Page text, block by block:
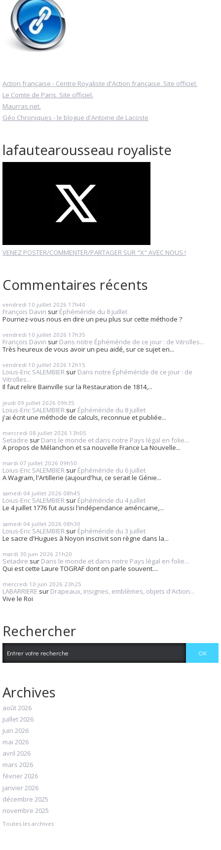
Action française - Centre Royaliste d'Action française. Site officiel.
Le Comte de Paris. Site officiel.
Maurras.net.
Géo Chroniques - le blogue d'Antoine de Lacoste
lafautearousseau royaliste
VENEZ POSTER/COMMENTER/PARTAGER SUR "X" AVEC NOUS !
Commentaires récents
vendredi 10 juillet 2026 17h40
François Davin sur Éphéméride du 8 juillet
Pourriez-vous nous en dire un peu plus sur cette méthode ?
vendredi 10 juillet 2026 17h35
François Davin sur Dans notre Éphéméride de ce jour : de Vitrolles...
Très heureux de vous avoir un peu aidé, sur ce sujet en...
vendredi 10 juillet 2026 12h15
Loius-Eric SALEMBIER sur Dans notre Éphéméride de ce jour : de
Vitrolles...
Il faut relire Bainville sur la Restauration de 1814,...
jeudi 09 juillet 2026 09h35
Loius-Eric SALEMBIER sur Éphéméride du 8 juillet
j'ai écrit une méthode de calculs, reconnue et publiée...
mercredi 08 juillet 2026 13h05
Setadire sur Dans le monde et dans notre Pays légal en folie...
A propos de Mélanchon et sa nouvelle France La Nouvelle...
mardi 07 juillet 2026 09h50
Loius-Eric SALEMBIER sur Éphéméride du 6 juillet
A Wagram, l'Artillerie (aujourd'hui, ce serait le Génie...
samedi 04 juillet 2026 08h45
Loius-Eric SALEMBIER sur Éphéméride du 4 juillet
Le 4 juillet 1776 fut aussi l'indépendance américaine,...
samedi 04 juillet 2026 08h30
Loius-Eric SALEMBIER sur Éphéméride du 3 juillet
Le sacre d'Hugues à Noyon inscrivit son règne dans la...
mardi 30 juin 2026 21h20
Setadire sur Dans le monde et dans notre Pays légal en folie...
Qui est cette Laure TOGRAF dont on parle souvent....
mercredi 10 juin 2026 23h25
LABARRIERE sur Drapeaux, insignes, emblèmes, objets d'Action...
Vive le Roi
Rechercher
Archives
août 2026
juillet 2026
juin 2026
mai 2026
avril 2026
mars 2026
février 2026
janvier 2026
décembre 2025
novembre 2025
Toutes les archives